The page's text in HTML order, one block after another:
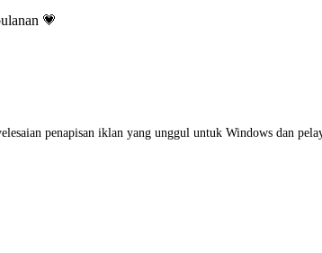
💗
penapisan iklan yang unggul untuk Windows dan